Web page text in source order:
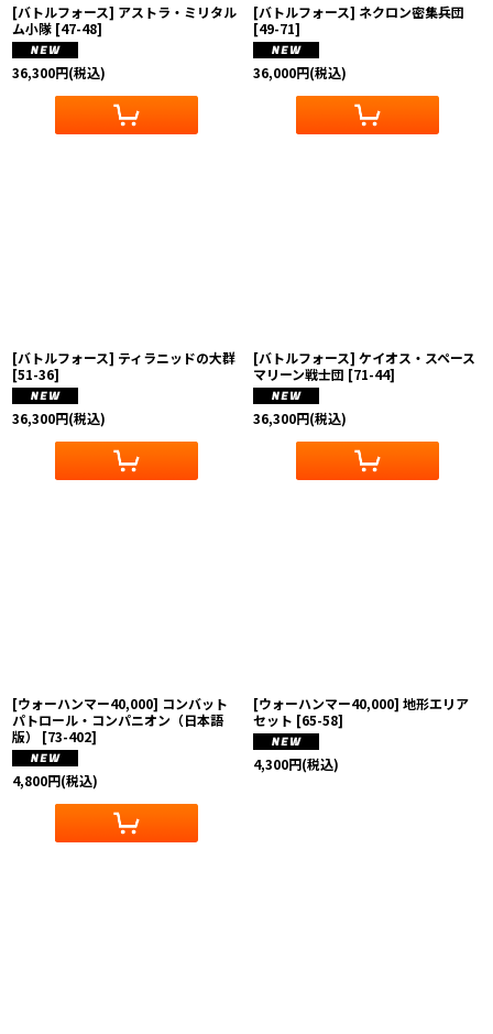
[バトルフォース] アストラ・ミリタル
ム小隊 [47-48]
36,300円(税込)
[バトルフォース] ネクロン密集兵団
[49-71]
36,000円(税込)
[バトルフォース] ティラニッドの大群
[51-36]
36,300円(税込)
[バトルフォース] ケイオス・スペース
マリーン戦士団 [71-44]
36,300円(税込)
[ウォーハンマー40,000] コンバット
パトロール・コンパニオン（日本語
版）
[73-402]
4,800円(税込)
[ウォーハンマー40,000] 地形エリア
セット [65-58]
4,300円(税込)